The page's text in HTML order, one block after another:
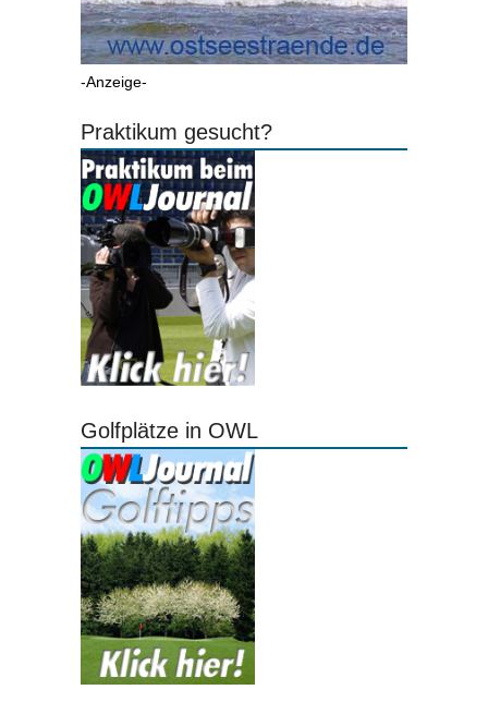
-Anzeige-
Praktikum gesucht?
Golfplätze in OWL